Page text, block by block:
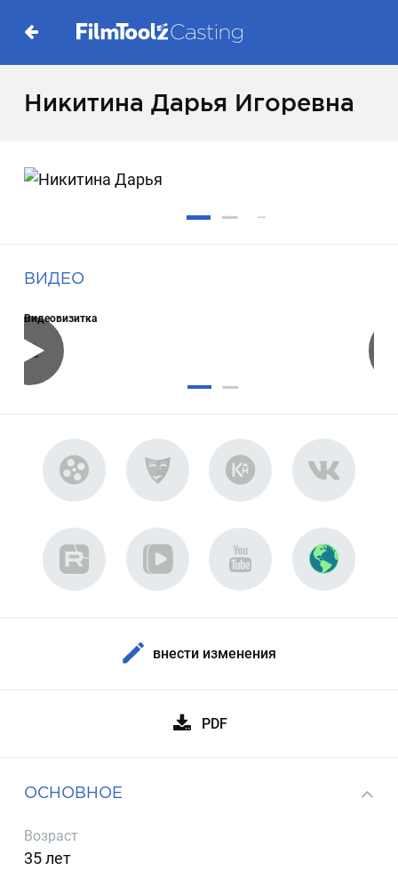
Никитина Дарья Игоревна
ВИДЕО
Видеовизитка
внести изменения
PDF
ОСНОВНОЕ
Возраст
35 лет